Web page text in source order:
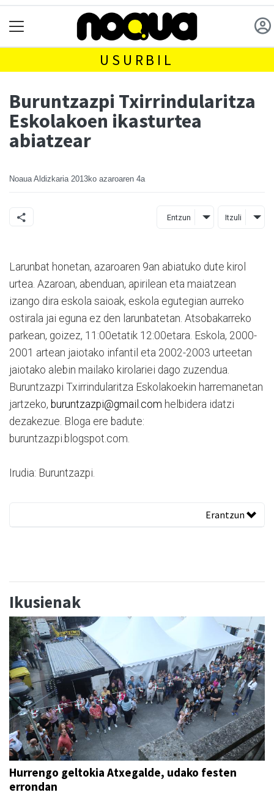
USURBIL
Buruntzazpi Txirrindularitza
Eskolakoen ikasturtea
abiatzear
Noaua Aldizkaria 2013ko azaroaren 4a
Entzun Itzuli
Larunbat honetan, azaroaren 9an abiatuko dute kirol
urtea. Azaroan, abenduan, apirilean eta maiatzean
izango dira eskola saioak, eskola egutegian aurreko
ostirala jai eguna ez den larunbatetan. Atsobakarreko
parkean, goizez, 11:00etatik 12:00etara. Eskola, 2000-
2001 artean jaiotako infantil eta 2002-2003 urteetan
jaiotako alebin mailako kirolariei dago zuzendua.
Buruntzazpi Txirrindularitza Eskolakoekin harremanetan
jartzeko, buruntzazpi@gmail.com helbidera idatzi
dezakezue. Bloga ere badute:
buruntzazpi.blogspot.com.
Irudia: Buruntzazpi.
Erantzun
Ikusienak
Hurrengo geltokia Atxegalde, udako festen
errondan